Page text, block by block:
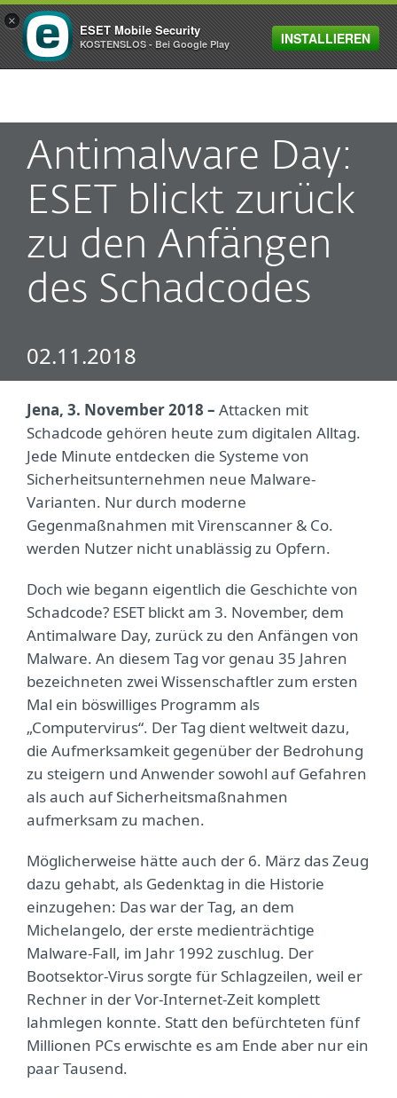
MENU
Antimalware Day:
ESET blickt zurück
zu den Anfängen
des Schadcodes
02.11.2018
Jena, 3. November 2018 – Attacken mit
Schadcode gehören heute zum digitalen Alltag.
Jede Minute entdecken die Systeme von
Sicherheitsunternehmen neue Malware-
Varianten. Nur durch moderne
Gegenmaßnahmen mit Virenscanner & Co.
werden Nutzer nicht unablässig zu Opfern.
Doch wie begann eigentlich die Geschichte von
Schadcode? ESET blickt am 3. November, dem
Antimalware Day, zurück zu den Anfängen von
Malware. An diesem Tag vor genau 35 Jahren
bezeichneten zwei Wissenschaftler zum ersten
Mal ein böswilliges Programm als
„Computervirus“. Der Tag dient weltweit dazu,
die Aufmerksamkeit gegenüber der Bedrohung
zu steigern und Anwender sowohl auf Gefahren
als auch auf Sicherheitsmaßnahmen
aufmerksam zu machen.
Möglicherweise hätte auch der 6. März das Zeug
dazu gehabt, als Gedenktag in die Historie
einzugehen: Das war der Tag, an dem
Michelangelo, der erste medienträchtige
Malware-Fall, im Jahr 1992 zuschlug. Der
Bootsektor-Virus sorgte für Schlagzeilen, weil er
Rechner in der Vor-Internet-Zeit komplett
lahmlegen konnte. Statt den befürchteten fünf
Millionen PCs erwischte es am Ende aber nur ein
paar Tausend.
×
ESET Mobile Security
KOSTENSLOS - Bei Google Play INSTALLIEREN